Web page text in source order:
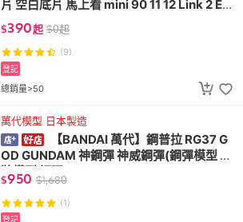
片 空白底片 馬上看 mini 90 11 12 Link 2 EV
O
$390起 $0起
(9)
總銷量>50
登記
萬代模型 日本製造
【BANDAI 萬代】鋼普拉 RG37 G
OD GUNDAM 神鋼彈 神威鋼彈(鋼彈模型 組
裝模型 鋼彈 RG)
$950 $1,680
(1)
登記